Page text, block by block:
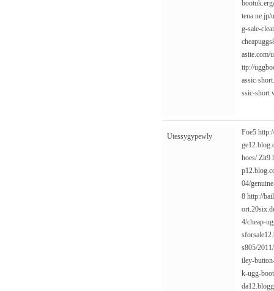
tena.ne.jp/
g-sale-
asite.com/
ttp://
assic-
ssic-short
Utessygypewly Foe5
hoes/Zit9
04/
8 http://
4/cheap-
s805/
iley-
k-ugg-